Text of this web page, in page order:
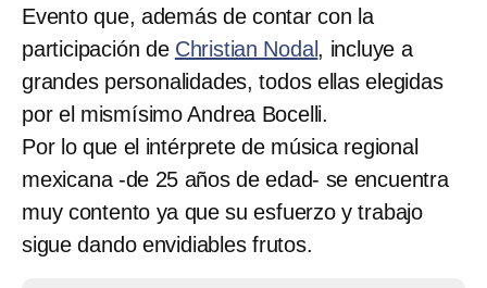
Evento que, además de contar con la
participación de Christian Nodal, incluye a
grandes personalidades, todos ellas elegidas
por el mismísimo Andrea Bocelli.
Por lo que el intérprete de música regional
mexicana -de 25 años de edad- se encuentra
muy contento ya que su esfuerzo y trabajo
sigue dando envidiables frutos.